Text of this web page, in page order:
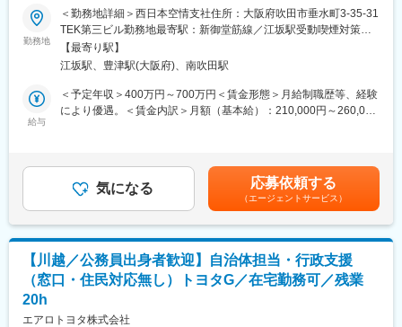
■業務内容：
自治体を中心に、GIS（地理情報システム）や地理空間情報を利用
した行政支援業務に従事いただく予定です。
主な事業分野としては、固定資産税業務支援が対象となり、土地
評価支援、地番図・家屋図等の行政に関係するデータ整備及びGIS
構築・開発が中心となります。
・空間情報を活用した業務支援
・業務遂行に必要となる調査分析資料の作成提出
・各種問い合わせ対応
※自治体職員に代わって窓口対応や住民対応をすることはございま
せん。
■入社後の流れ：
勤務地
＜勤務地詳細＞西日本空情支社住所：大阪府吹田市垂水町3-35-31
TEK第三ビル勤務地最寄駅：新御堂筋線／江坂駅受動喫煙対策：
敷地内喫煙可能場所あり
【最寄り駅】
江坂駅、豊津駅(大阪府)、南吹田駅
給与
＜予定年収＞400万円～700万円＜賃金形態＞月給制職歴等、経験
により優遇。＜賃金内訳＞月額（基本給）：210,000円～260,000
月・12月）※賞与6.3ヶ月分／2024年度実績賃金はあくまでも目安
の金額であり、選考を通じて上下する可能性があります。月給(月
額)は固定手当を含めた表記です。
気になる 応募依頼する
（エージェントサービス）
【川越／公務員出身者歓迎】自治体担当・行政支援
（窓口・住民対応無し）トヨタG／在宅勤務可／残業
20h
エアロトヨタ株式会社